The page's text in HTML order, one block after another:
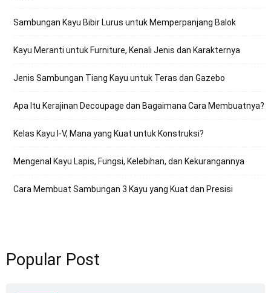
Sambungan Kayu Bibir Lurus untuk Memperpanjang Balok
Kayu Meranti untuk Furniture, Kenali Jenis dan Karakternya
Jenis Sambungan Tiang Kayu untuk Teras dan Gazebo
Apa Itu Kerajinan Decoupage dan Bagaimana Cara Membuatnya?
Kelas Kayu I-V, Mana yang Kuat untuk Konstruksi?
Mengenal Kayu Lapis, Fungsi, Kelebihan, dan Kekurangannya
Cara Membuat Sambungan 3 Kayu yang Kuat dan Presisi
Popular Post